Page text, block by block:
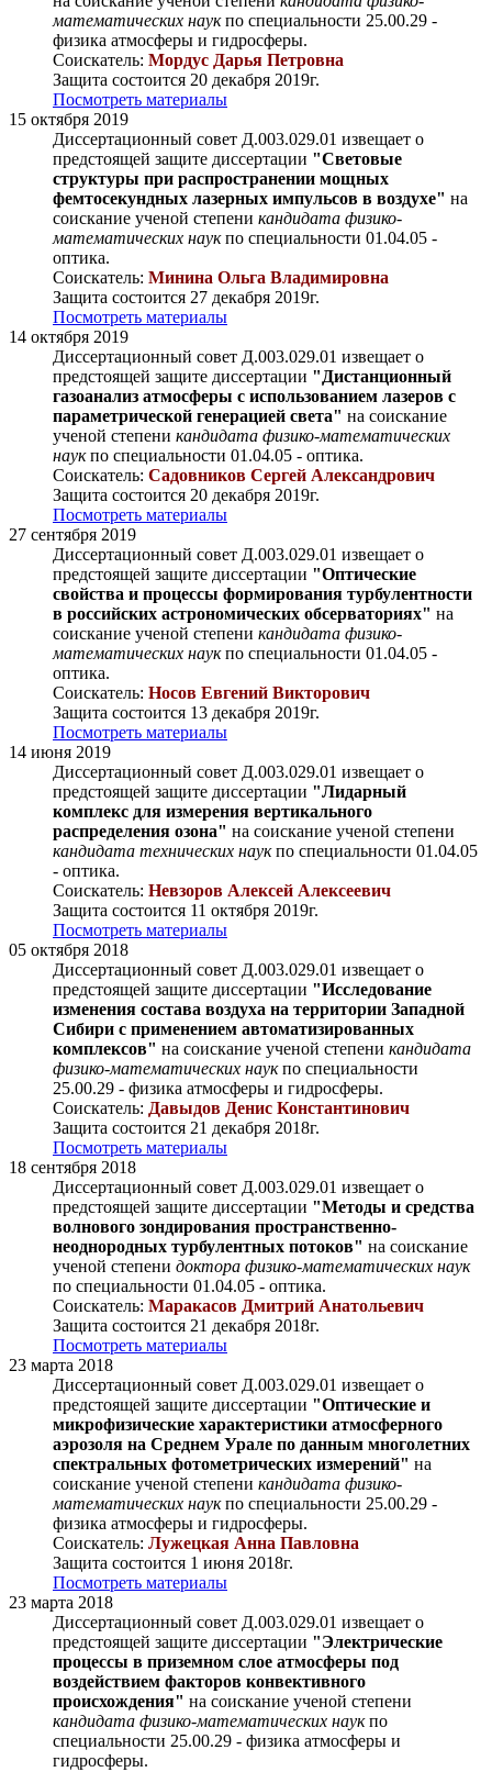
математических наукпо специальности 25.00.29 -
физика атмосферы и гидросферы.
Соискатель: Мордус Дарья Петровна
Защита состоится 20 декабря 2019г.
Посмотреть материалы
15 октября 2019
Диссертационный совет Д.003.029.01 извещает о
предстоящей защите диссертации "Световые
структуры при распространении мощных
фемтосекундных лазерных импульсов в воздухе" на
соискание ученой степени кандидата физико-
математических наукпо специальности 01.04.05 -
оптика.
Соискатель: Минина Ольга Владимировна
Защита состоится 27 декабря 2019г.
Посмотреть материалы
14 октября 2019
Диссертационный совет Д.003.029.01 извещает о
предстоящей защите диссертации "Дистанционный
газоанализ атмосферы с использованием лазеров с
параметрической генерацией света" на соискание
ученой степени кандидата физико-математических
наукпо специальности 01.04.05 - оптика.
Соискатель: Садовников Сергей Александрович
Защита состоится 20 декабря 2019г.
Посмотреть материалы
27 сентября 2019
Диссертационный совет Д.003.029.01 извещает о
предстоящей защите диссертации "Оптические
свойства и процессы формирования турбулентности
в российских астрономических обсерваториях" на
соискание ученой степени кандидата физико-
математических наукпо специальности 01.04.05 -
оптика.
Соискатель: Носов Евгений Викторович
Защита состоится 13 декабря 2019г.
Посмотреть материалы
14 июня 2019
Диссертационный совет Д.003.029.01 извещает о
предстоящей защите диссертации "Лидарный
комплекс для измерения вертикального
распределения озона" на соискание ученой степени
кандидата технических наукпо специальности 01.04.05
- оптика.
Соискатель: Невзоров Алексей Алексеевич
Защита состоится 11 октября 2019г.
Посмотреть материалы
05 октября 2018
Диссертационный совет Д.003.029.01 извещает о
предстоящей защите диссертации "Исследование
изменения состава воздуха на территории Западной
Сибири с применением автоматизированных
комплексов" на соискание ученой степени кандидата
физико-математических наукпо специальности
25.00.29 - физика атмосферы и гидросферы.
Соискатель: Давыдов Денис Константинович
Защита состоится 21 декабря 2018г.
Посмотреть материалы
18 сентября 2018
Диссертационный совет Д.003.029.01 извещает о
предстоящей защите диссертации "Методы и средства
волнового зондирования пространственно-
неоднородных турбулентных потоков" на соискание
ученой степени доктора физико-математических наук
по специальности 01.04.05 - оптика.
Соискатель: Маракасов Дмитрий Анатольевич
Защита состоится 21 декабря 2018г.
Посмотреть материалы
23 марта 2018
Диссертационный совет Д.003.029.01 извещает о
предстоящей защите диссертации "Оптические и
микрофизические характеристики атмосферного
аэрозоля на Среднем Урале по данным многолетних
спектральных фотометрических измерений" на
соискание ученой степени кандидата физико-
математических наукпо специальности 25.00.29 -
физика атмосферы и гидросферы.
Соискатель: Лужецкая Анна Павловна
Защита состоится 1 июня 2018г.
Посмотреть материалы
23 марта 2018
Диссертационный совет Д.003.029.01 извещает о
предстоящей защите диссертации "Электрические
процессы в приземном слое атмосферы под
воздействием факторов конвективного
происхождения" на соискание ученой степени
кандидата физико-математических наукпо
специальности 25.00.29 - физика атмосферы и
гидросферы.